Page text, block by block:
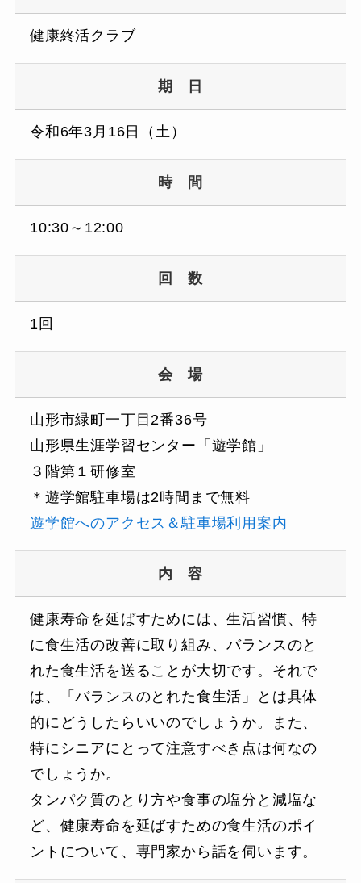
健康終活クラブ
期 日
令和6年3月16日（土）
時 間
10:30～12:00
回 数
1回
会 場
山形市緑町一丁目2番36号
山形県生涯学習センター「遊学館」
３階第１研修室
＊遊学館駐車場は2時間まで無料
遊学館へのアクセス＆駐車場利用案内
内 容
健康寿命を延ばすためには、生活習慣、特
に食生活の改善に取り組み、バランスのと
れた食生活を送ることが大切です。それで
は、「バランスのとれた食生活」とは具体
的にどうしたらいいのでしょうか。また、
特にシニアにとって注意すべき点は何なの
でしょうか。
タンパク質のとり方や食事の塩分と減塩な
ど、健康寿命を延ばすための食生活のポイ
ントについて、専門家から話を伺います。